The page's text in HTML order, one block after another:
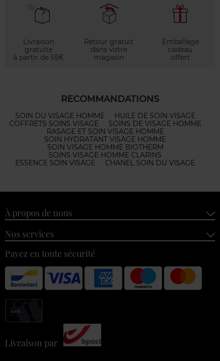
Livraison
gratuite
à partir de 55€
Retour gratuit
dans votre
magasin
Emballage
cadeau
offert
RECOMMANDATIONS
SOIN DU VISAGE HOMME
HUILE DE SOIN VISAGE
COFFRETS SOINS VISAGE
SOINS DE VISAGE HOMME
RASAGE ET SOIN VISAGE HOMME
SOIN HYDRATANT VISAGE HOMME
SOIN VISAGE HOMME BIOTHERM
SOINS VISAGE HOMME CLARINS
ESSENCE SOIN VISAGE
CHANEL SOIN DU VISAGE
À propos de nous
Nos services
Payez en toute sécurité
Livraison par